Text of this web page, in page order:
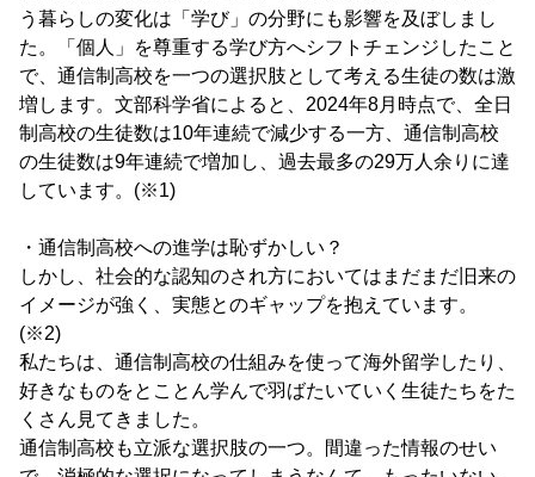
う暮らしの変化は「学び」の分野にも影響を及ぼしまし
た。「個人」を尊重する学び方へシフトチェンジしたこと
で、通信制高校を一つの選択肢として考える生徒の数は激
増します。文部科学省によると、2024年8月時点で、全日
制高校の生徒数は10年連続で減少する一方、通信制高校
の生徒数は9年連続で増加し、過去最多の29万人余りに達
しています。(※1)
・通信制高校への進学は恥ずかしい？
しかし、社会的な認知のされ方においてはまだまだ旧来の
イメージが強く、実態とのギャップを抱えています。
(※2)
私たちは、通信制高校の仕組みを使って海外留学したり、
好きなものをとことん学んで羽ばたいていく生徒たちをた
くさん見てきました。
通信制高校も立派な選択肢の一つ。間違った情報のせい